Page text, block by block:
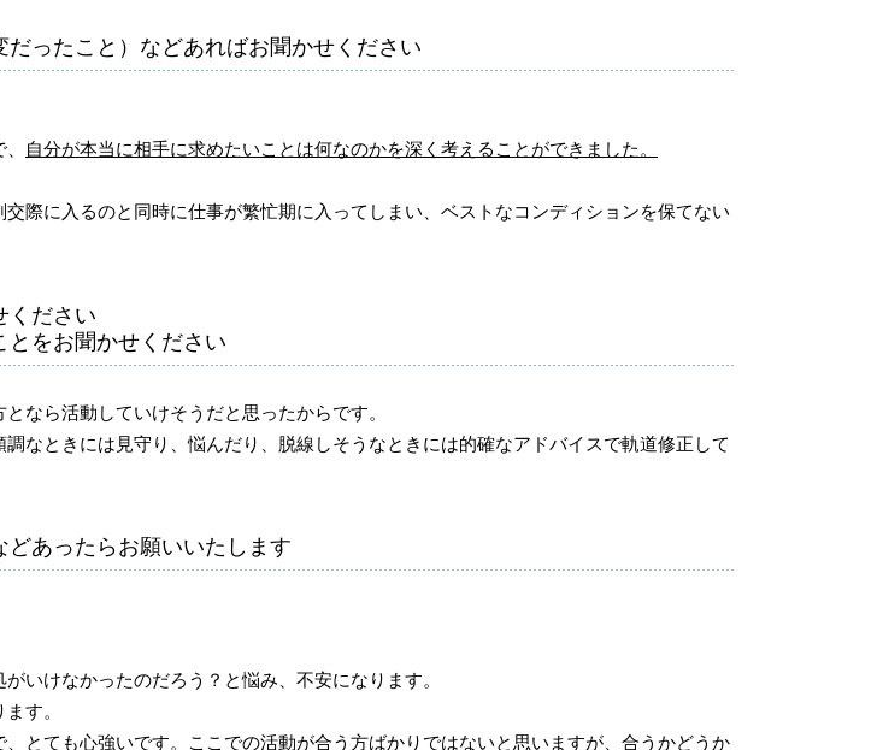
ったこと）などあればお聞かせください
自分が本当に相手に求めたいことは何なのかを深く考えることができました。
際に入るのと同時に仕事が繁忙期に入ってしまい、ベストなコンディションを保てない
ください
とをお聞かせください
なら活動していけそうだと思ったからです。
なときには見守り、悩んだり、脱線しそうなときには的確なアドバイスで軌道修正して
あったらお願いいたします
いけなかったのだろう？と悩み、不安になります。
す。
とても心強いです。ここでの活動が合う方ばかりではないと思いますが、合うかどうか